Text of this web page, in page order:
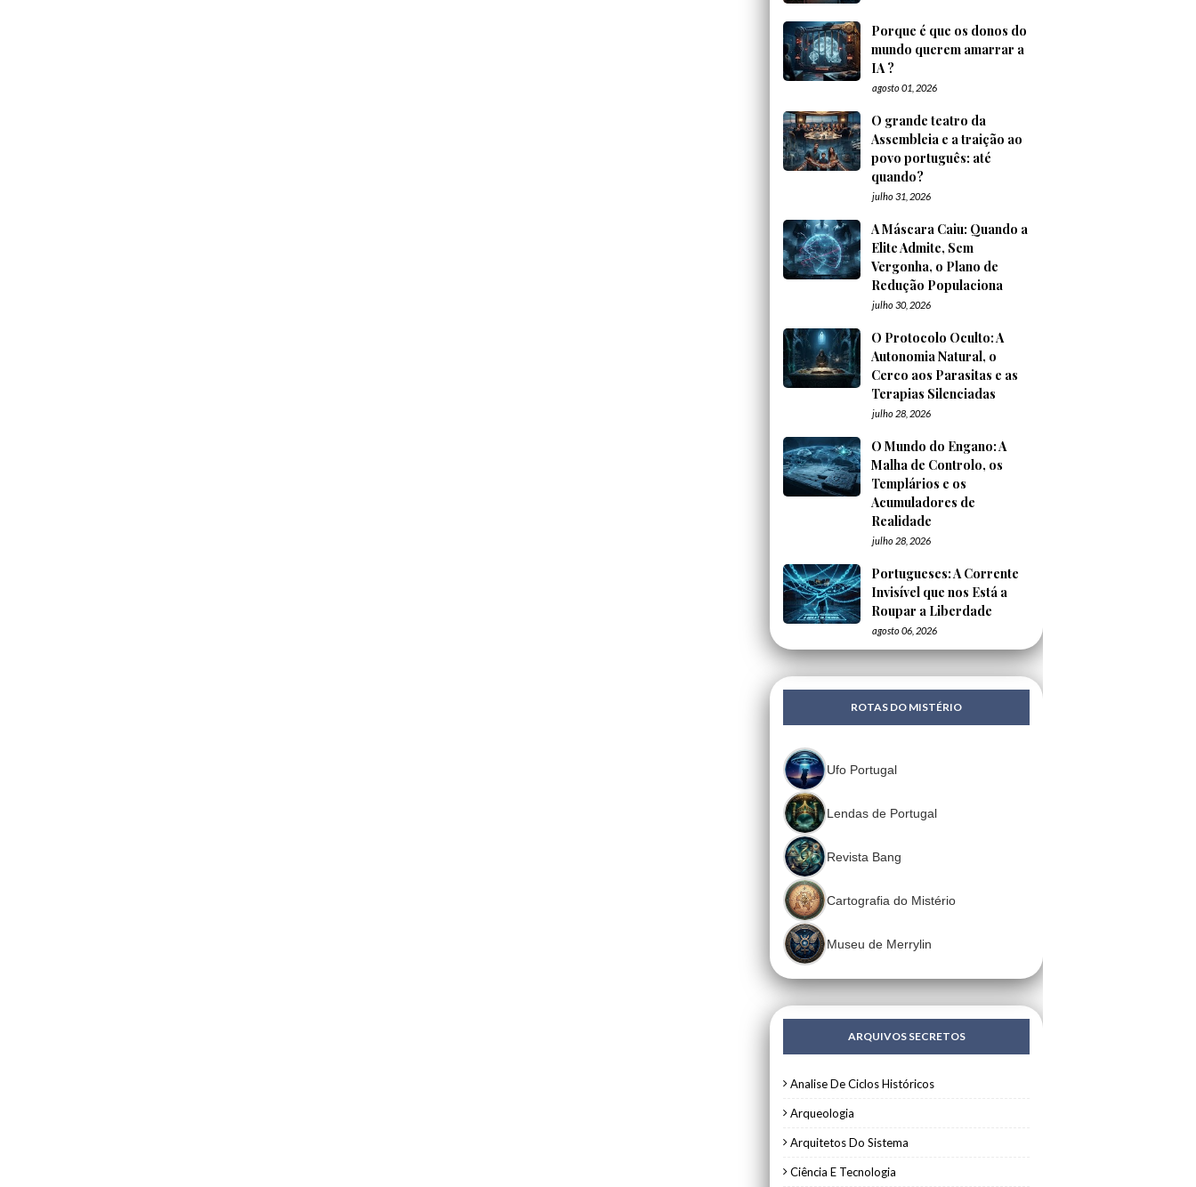
Porque é que os donos do
mundo querem amarrar a
IA ?
agosto 01, 2026
O grande teatro da
Assembleia e a traição ao
povo português: até
quando?
julho 31, 2026
A Máscara Caiu: Quando a
Elite Admite, Sem
Vergonha, o Plano de
Redução Populaciona
julho 30, 2026
O Protocolo Oculto: A
Autonomia Natural, o
Cerco aos Parasitas e as
Terapias Silenciadas
julho 28, 2026
O Mundo do Engano: A
Malha de Controlo, os
Templários e os
Acumuladores de
Realidade
julho 28, 2026
Portugueses: A Corrente
Invisível que nos Está a
Roupar a Liberdade
agosto 06, 2026
ROTAS DO MISTÉRIO
Ufo Portugal
Lendas de Portugal
Revista Bang
Cartografia do Mistério
Museu de Merrylin
ARQUIVOS SECRETOS
Analise De Ciclos Históricos
Arqueologia
Arquitetos Do Sistema
Ciência E Tecnologia